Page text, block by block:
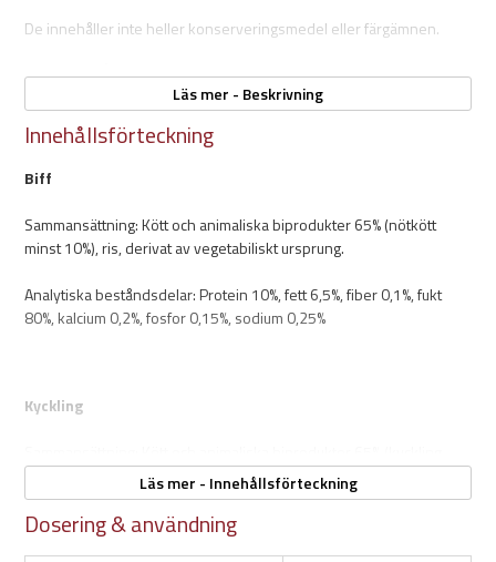
De innehåller inte heller konserveringsmedel eller färgämnen.
Egenskaper:
260g
Helfoder
Vete-, Majs- & Sojafritt
Smakrikt
Portionspåse
Enkel att servera
- Biff
- Lax
Läs mer - Beskrivning
Innehållsförteckning
Biff
Sammansättning: Kött och animaliska biprodukter 65% (nötkött
minst 10%), ris, derivat av vegetabiliskt ursprung.
Analytiska beståndsdelar: Protein 10%, fett 6,5%, fiber 0,1%, fukt
80%, kalcium 0,2%, fosfor 0,15%, sodium 0,25%
Kyckling
minst 10%), ris, derivat av vegetabiliskt ursprung.
Analytiska beståndsdelar: Protein 10%, fett 6,5%, råaska 3%, fiber
Läs mer - Innehållsförteckning
Dosering & användning